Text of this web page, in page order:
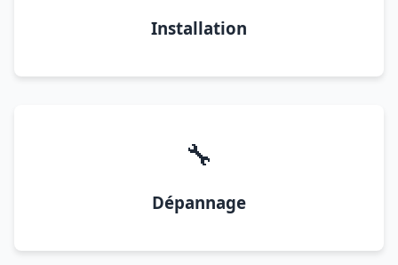
Installation
🔧
Dépannage